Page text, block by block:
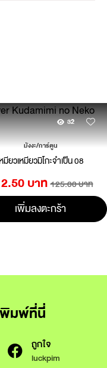
32
มังงะ/การ์ตูน
มียวเหมียวมิโกะจำเป็น 08
บาท 125.00 บาท
เพิ่มลงตะกร้า
พิมพ์ที่นี่
ถูกใจ
luckpim